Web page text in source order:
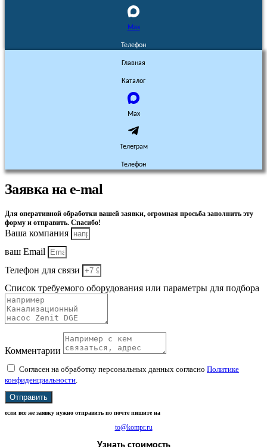
Max
Телефон
Главная
Каталог
Max
Телеграм
Телефон
Заявка на e-mal
Для оперативной обработки вашей заявки, огромная просьба заполнить эту
форму и отправить. Спасибо!
Ваша компания
ваш Email
Телефон для связи
Список требуемого оборудования или параметры для подбора
Комментарии
Согласен на обработку персональных данных согласно Политике
конфиденциальности.
Отправить
если все же заявку нужно отправить по почте пишите на
to@kompr.ru